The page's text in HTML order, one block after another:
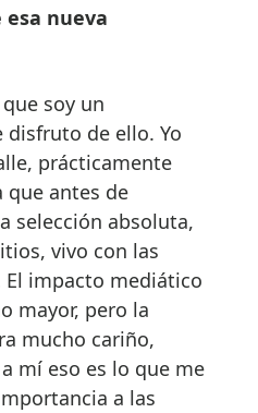
esa nueva
soy un
de ello. Yo
prácticamente
que antes de
selección absoluta,
vivo con las
impacto mediático
mayor, pero la
mucho cariño,
mí eso es lo que me
a las